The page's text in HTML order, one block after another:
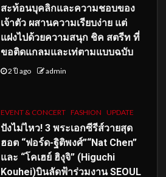
สะท้อนบุคลิกและความชอบของ
เจ้าตัว ผสานความเรียบง่าย แต่
แฝงไปด้วยความสนุก ชิค สตรีท ที่
ขอติดแกลมและเท่ตามแบบฉบับ
2 ปี ago admin
EVENT & CONCERT FASHION UPDATE
ปังไม่ไหว! 3 พระเอกซีรีส์วายสุด
ฮอต “ฟอร์ด-ฐิติพงศ์”“Nat Chen”
และ “โคเฮย์ ฮิงุจิ” (Higuchi
Kouhei)บินลัดฟ้าร่วมงาน SEOUL